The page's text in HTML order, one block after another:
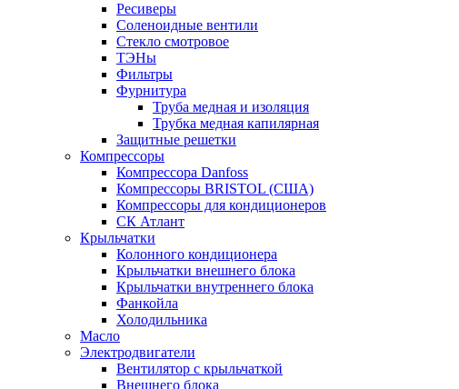
Ресиверы
Соленоидные вентили
Стекло смотровое
ТЭНы
Фильтры
Фурнитура
Труба медная и изоляция
Трубка медная капилярная
Защитные решетки
Компрессоры
Компрессора Danfoss
Компрессоры BRISTOL (США)
Компрессоры для кондиционеров
СК Атлант
Крыльчатки
Колонного кондиционера
Крыльчатки внешнего блока
Крыльчатки внутреннего блока
Фанкойла
Холодильника
Масло
Электродвигатели
Вентилятор с крыльчаткой
Внешнего блока